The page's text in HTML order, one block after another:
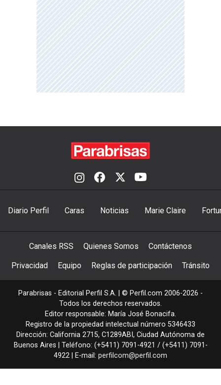
Diario Perfil Caras Noticias Marie Claire
Canales RSS Quienes Somos Contáctenos
Privacidad Equipo Reglas de participación Tránsito
Parabrisas - Editorial Perfil S.A. | © Perfil.com 2006-2026 -
Todos los derechos reservados.
Editor responsable: María José Bonacifa.
Registro de la propiedad intelectual número 5346433
Dirección: California 2715, C1289ABI , Ciudad Autónoma de
Buenos Aires | Teléfono: (+5411) 7091-4921 / (+5411) 7091-
4922 | E-mail: perfilcom@perfil.com